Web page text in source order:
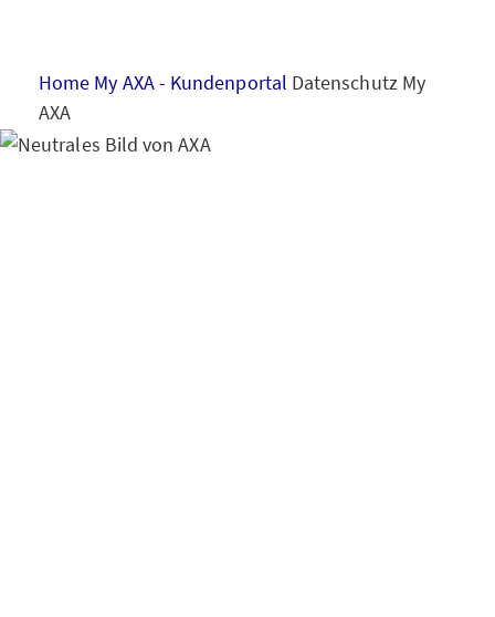
GESUNDHEIT
VORSORGE & VERMÖGEN
Home My AXA - Kundenportal Datenschutz My
AXA